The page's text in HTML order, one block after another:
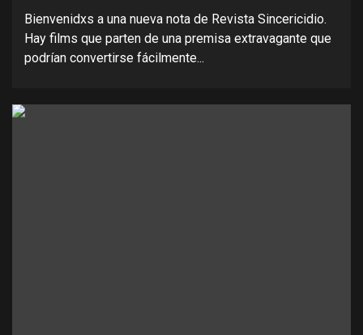
Bienvenidxs a una nueva nota de Revista Sincericidio.
Hay films que parten de una premisa extravagante que
podrían convertirse fácilmente...